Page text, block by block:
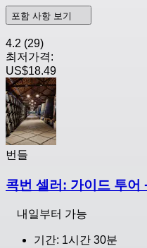
포함 사항 보기
4.2 (29)
최저가격:
US$18.49
번들
콕번 셀러: 가이드 투어
내일부터 가능
기간: 1시간 30분